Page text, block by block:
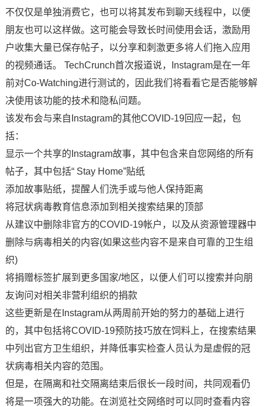
不仅仅是单独消费它，也可以将其发布到聊天线程中，以便
朋友也可以这样做。这可能会导致长时间使用会话，激励用
户收集大量已保存帖子，以分享和刺激更多将人们拖入应用
的视频通话。 TechCrunch首次报道说，Instagram是在一年
前对Co-Watching进行测试的，因此我们将看看它是否能够解
决使用该功能的技术和隐私问题。
该发布会与来自Instagram的其他COVID-19回应一起，包
括：
显示一个共享的Instagram故事，其中包含来自您网络的所有
帖子，其中包括“ Stay Home”贴纸
添加故事贴纸，提醒人们洗手或与他人保持距离
将冠状病毒教育信息添加到相关搜索结果的顶部
从建议中删除非官方的COVID-19帐户，以及从资源管理器中
删除与病毒相关的内容(如果这些内容不是来自可靠的卫生组
织)
将捐赠标签扩展到更多国家/地区，以便人们可以搜索并向朋
友询问对相关非营利组织的捐款
这些更新是在Instagram从两周前开始的努力的基础上进行
的，其中包括将COVID-19预防技巧放在饲料上，在搜索结果
中列出官方卫生组织，并降低事实检查人员认为是虚假的冠
状病毒相关内容的范围。
但是，在隔离和社交隔离结束后很长一段时间，共同观看仍
将是一项强大的功能。在浏览社交网络时可以同时查看内容